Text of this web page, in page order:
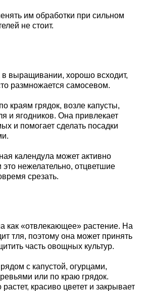
им обработки при сильном
не стоит.
в выращивании, хорошо всходит,
размножается самосевом.
краям грядок, возле капусты,
и ягодников. Она привлекает
и помогает сделать посадки
календула может активно
это нежелательно, отцветшие
срезать.
как «отвлекающее» растение. На
тля, поэтому она может принять
часть овощных культур.
с капустой, огурцами,
или по краю грядок.
красиво цветет и закрывает